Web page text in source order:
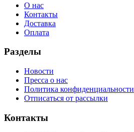
О нас
Контакты
Доставка
Оплата
Разделы
Новости
Пресса о нас
Политика конфиденциальности
Отписаться от рассылки
Контакты